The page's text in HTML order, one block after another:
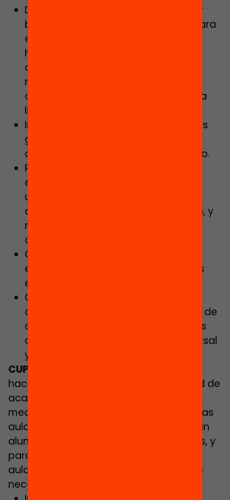
Desarrollar una planificación escolar
basada en la zonificación escolar para
establecer zonas y escuelas
heterogéneas, que evite las
concentraciones de alumnado en
riesgo educativo y que modere las
opciones de elección de centro para
limitar sus efectos segregadores.
Implementar una reducción de ratios
generalizada, especialmente en
contextos de descenso demográfico.
Revisar el contenido del decreto de
escuela inclusiva, con vistas a su
utilización como instrumento en el
diseño de los modelos de detección, y
mejorar el decreto de admisión de
centros.
Garantizar la gratuidad de las
enseñanzas universales en todas las
etapas.
Garantizar el acceso a una
alimentación suficiente, equilibrada, de
calidad y de proximidad en todos los
centros educativos, de forma universal
y gratuita.
CUP:
hace referencia explícita a la necesidad de
acabar con la segregación. Señala
medidas concretas para desmasificar las
aulas y los centros donde se concentran
alumnos con NEE por diferentes motivos, y
para promover la diversidad dentro del
aula ordinaria, asegurando los recursos
necesarios para afrontarla.